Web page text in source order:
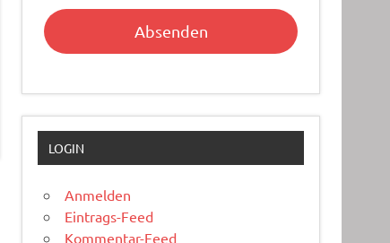
LOGIN
Anmelden
Eintrags-Feed
Kommentar-Feed